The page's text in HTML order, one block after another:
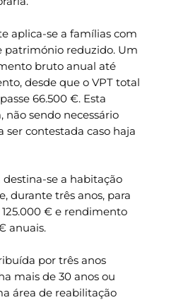
aplica-se a famílias com
património reduzido. Um
bruto anual até
desde que o VPT total
66.500 €. Esta
não sendo necessário
ser contestada caso haja
se a habitação
durante três anos, para
€ e rendimento
anuais.
por três anos
mais de 30 anos ou
área de reabilitação